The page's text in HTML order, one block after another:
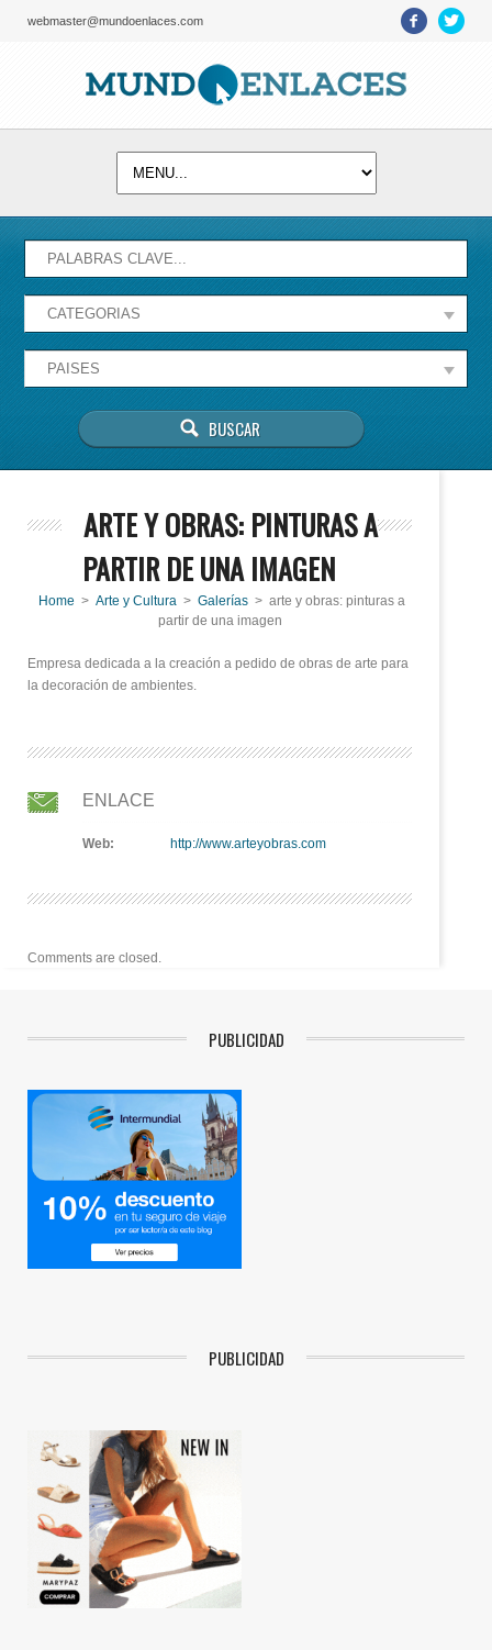
webmaster@mundoenlaces.com
ARTE Y OBRAS: PINTURAS A
PARTIR DE UNA IMAGEN
Home > Arte y Cultura> Galerías > arte y obras: pinturas a
partir de una imagen
Empresa dedicada a la creación a pedido de obras de arte para
la decoración de ambientes.
ENLACE
Web: http://www.arteyobras.com
Comments are closed.
PUBLICIDAD
PUBLICIDAD